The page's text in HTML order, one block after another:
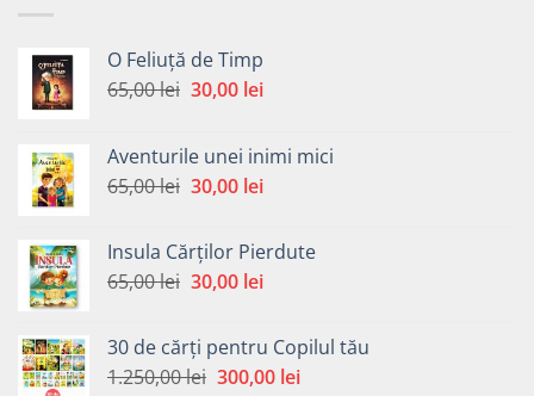
O Feliuță de Timp
65,00lei Prețul
fost:
65,00 lei.
30,00 leiPrețul
30,00 lei.
Aventurile unei inimi mici
65,00lei Prețul
fost:
65,00 lei.
30,00 leiPrețul
30,00 lei.
Insula Cărților Pierdute
65,00lei Prețul
fost:
65,00 lei.
30,00 leiPrețul
30,00 lei.
30 de cărți pentru Copilul tău
1.250,00lei Prețul
300,00 leiPrețul